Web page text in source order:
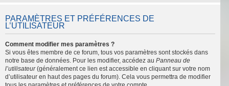
PARAMÈTRES ET PRÉFÉRENCES DE
L’UTILISATEUR
Comment modifier mes paramètres ?
Si vous êtes membre de ce forum, tous vos paramètres sont stockés dans
notre base de données. Pour les modifier, accédez au Panneau de
l’utilisateur(généralement ce lien est accessible en cliquant sur votre nom
d’utilisateur en haut des pages du forum). Cela vous permettra de modifier